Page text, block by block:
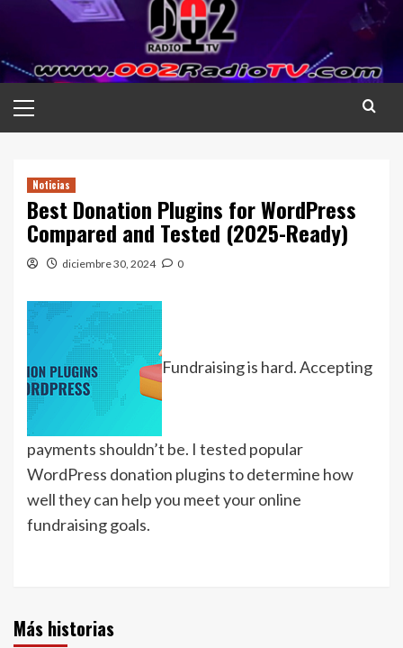
contenido
principal
Noticias
Best Donation Plugins for WordPress
Compared and Tested (2025-Ready)
diciembre 30, 2024 0
Fundraising is hard. Accepting
payments shouldn’t be. I tested popular
WordPress donation plugins to determine how
well they can help you meet your online
fundraising goals.
Más historias